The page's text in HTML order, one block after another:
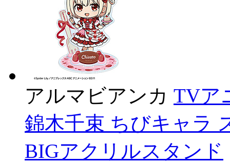
アルマビアンカ TVア
錦木千束 ちびキャラ
BIGアクリルスタンド